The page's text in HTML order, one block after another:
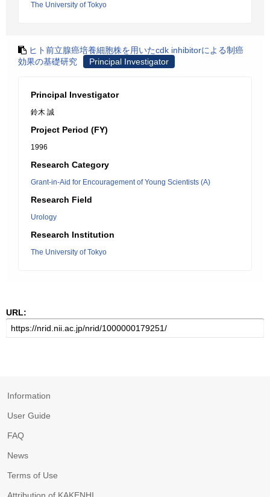
The University of Tokyo
ヒト前立腺癌培養細胞株を用いたcdk inhibitorによる制癌
効果の基礎研究
Principal Investigator
Principal Investigator
鈴木 誠
Project Period (FY)
1996
Research Category
Grant-in-Aid for Encouragement of Young Scientists (A)
Research Field
Urology
Research Institution
The University of Tokyo
URL:
Information
User Guide
FAQ
News
Terms of Use